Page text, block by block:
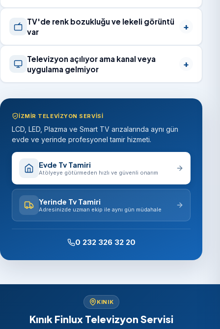
TV'de renk bozukluğu ve lekeli görüntü
var
Televizyon açılıyor ama kanal veya
uygulama gelmiyor
İZMIR TELEVIZYON SERVISI
LCD, LED, Plazma ve Smart TV arızalarında aynı gün
evde ve yerinde profesyonel tamir hizmeti.
Evde Tv Tamiri
Atölyeye götürmeden hızlı ve güvenli onarım
Yerinde Tv Tamiri
Adresinizde uzman ekip ile aynı gün müdahale
0 232 326 32 20
KINIK
Kınık Finlux Televizyon Servisi